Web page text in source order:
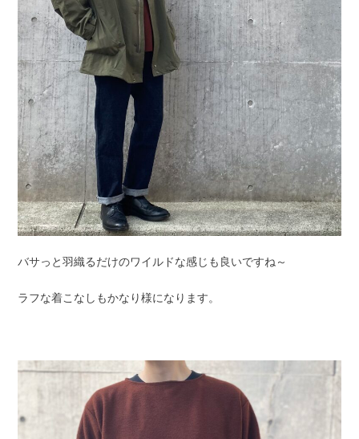
バサっと羽織るだけのワイルドな感じも良いですね～
ラフな着こなしもかなり様になります。